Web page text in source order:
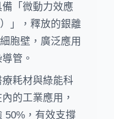
備「微動力效應
」，釋放的銀離
胞壁，廣泛應用
管。
耗材與綠能科
的工業應用，
50%，有效支撐